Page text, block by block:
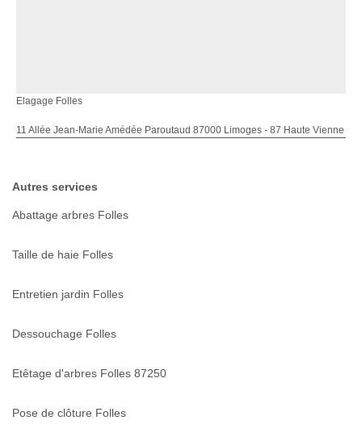
Elagage Folles
11 Allée Jean-Marie Amédée Paroutaud 87000 Limoges - 87 Haute Vienne
Autres services
Abattage arbres Folles
Taille de haie Folles
Entretien jardin Folles
Dessouchage Folles
Etêtage d'arbres Folles 87250
Pose de clôture Folles